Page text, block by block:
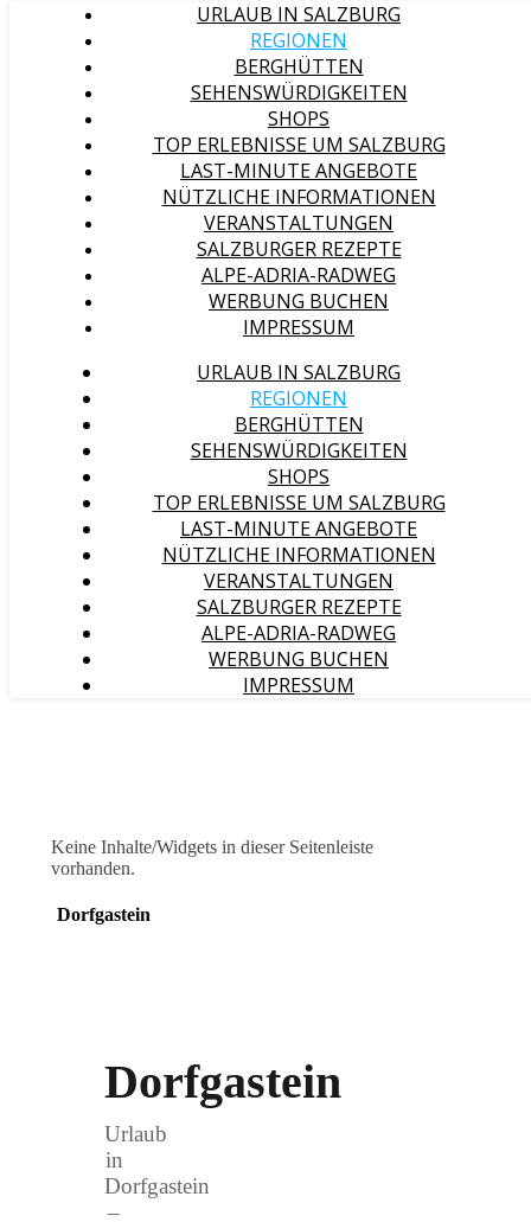
URLAUB IN SALZBURG
REGIONEN
BERGHÜTTEN
SEHENSWÜRDIGKEITEN
SHOPS
TOP ERLEBNISSE UM SALZBURG
LAST-MINUTE ANGEBOTE
NÜTZLICHE INFORMATIONEN
VERANSTALTUNGEN
SALZBURGER REZEPTE
ALPE-ADRIA-RADWEG
WERBUNG BUCHEN
IMPRESSUM
URLAUB IN SALZBURG
REGIONEN
BERGHÜTTEN
SEHENSWÜRDIGKEITEN
SHOPS
TOP ERLEBNISSE UM SALZBURG
LAST-MINUTE ANGEBOTE
NÜTZLICHE INFORMATIONEN
VERANSTALTUNGEN
SALZBURGER REZEPTE
ALPE-ADRIA-RADWEG
WERBUNG BUCHEN
IMPRESSUM
Keine Inhalte/Widgets in dieser Seitenleiste
vorhanden.
Dorfgastein
Dorfgastein
Urlaub
in
Dorfgastein
–